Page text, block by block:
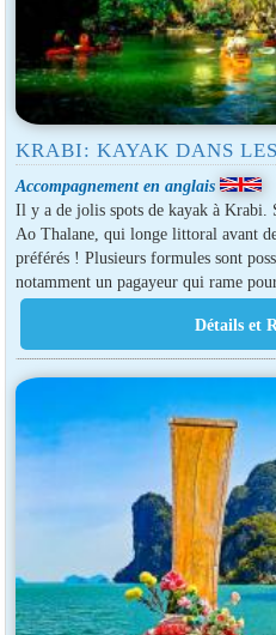
KRABI: KAYAK DANS
Accompagnement en anglais
Il y a de jolis spots de kayak à Krabi.
Ao Thalane, qui longe littoral avant
préférés ! Plusieurs formules sont
notamment un pagayeur qui rame